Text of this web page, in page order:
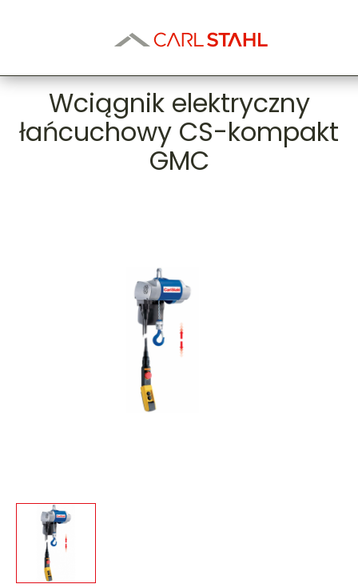
Wciągnik elektryczny
łańcuchowy CS-kompakt
GMC